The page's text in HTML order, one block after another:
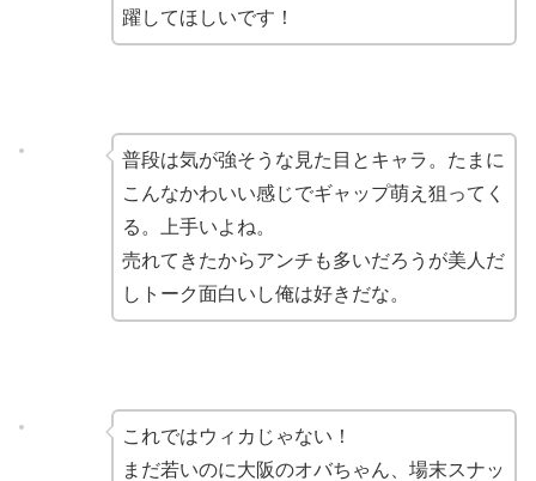
躍してほしいです！
普段は気が強そうな見た目とキャラ。たまに
こんなかわいい感じでギャップ萌え狙ってく
る。上手いよね。
売れてきたからアンチも多いだろうが美人だ
しトーク面白いし俺は好きだな。
これではウィカじゃない！
まだ若いのに大阪のオバちゃん、場末スナッ